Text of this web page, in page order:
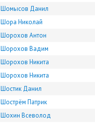
Шомысов Данил
Шора Николай
Шорохов Антон
Шорохов Вадим
Шорохов Никита
Шорохов Никита
Шостик Данил
Шострём Патрик
Шохин Всеволод